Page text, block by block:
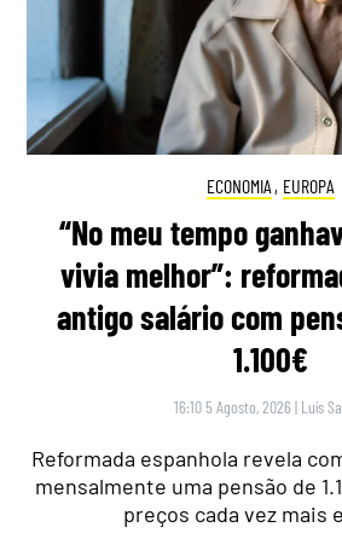
ECONOMIA , EUROPA
“No meu tempo
vivia melhor”:
antigo salário com
1.100€
16:10 5 Agosto, 2026 | Luís
Reformada espanhola revela
mensalmente uma pensão de
preços cada vez mais